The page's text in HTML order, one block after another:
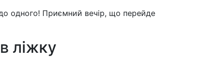
одного! Приємний вечір, що перейде
ліжку